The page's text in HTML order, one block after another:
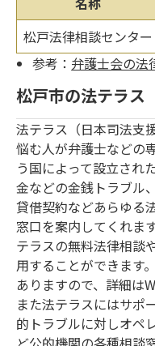
松戸法律相談センター
参考： 弁護士会の法
松戸市の法テラス
法テラス（日本司法支
悩む人が弁護士などの
う国によって設立され
金などの金銭トラブル
貸借契約などあらゆる
窓口を案内してくれま
テラスの無料法律相談
用することができます
ありますので、詳細は
また法テラスにはサポ
的トラブルに対しオペ